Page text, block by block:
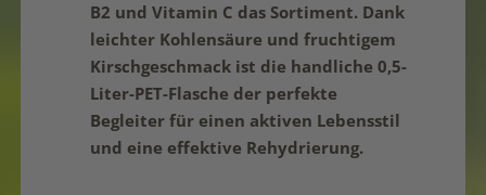
B2 und Vitamin C das Sortiment. Dank
leichter Kohlensäure und fruchtigem
Kirschgeschmack ist die handliche 0,5-
Liter-PET-Flasche der perfekte
Begleiter für einen aktiven Lebensstil
und eine effektive Rehydrierung.